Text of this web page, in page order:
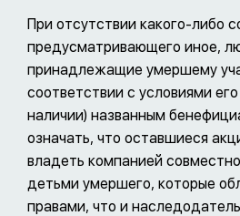
При отсутствии какого-либо
предусматривающего иное,
принадлежащие умершему
соответствии с условиями
наличии) названным
означать, что оставшиеся
владеть компанией
детьми умершего, которые
правами, что и